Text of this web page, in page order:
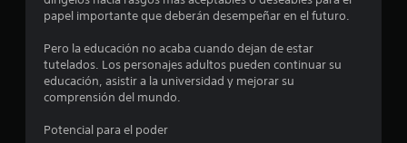
t
r
papel importante que deberán desempeñar en el futuro.
Pero la educación no acaba cuando dejan de estar
tutelados. Los personajes adultos pueden continuar su
educación, asistir a la universidad y mejorar su
comprensión del mundo.
Potencial para el poder